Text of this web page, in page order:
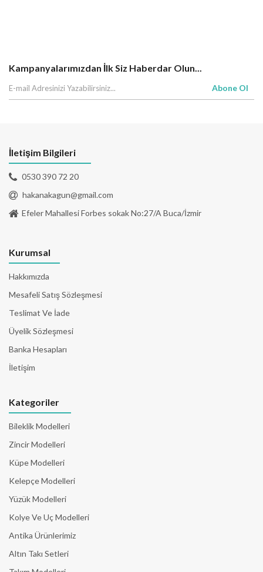
Kampanyalarımızdan İlk Siz Haberdar Olun...
Abone Ol
İletişim Bilgileri
0530 390 72 20
hakanakagun@gmail.com
Efeler Mahallesi Forbes sokak No:27/A Buca/İzmir
Kurumsal
Hakkımızda
Mesafeli Satış Sözleşmesi
Teslimat Ve İade
Üyelik Sözleşmesi
Banka Hesapları
İletişim
Kategoriler
Bileklik Modelleri
Zincir Modelleri
Küpe Modelleri
Kelepçe Modelleri
Yüzük Modelleri
Kolye Ve Uç Modelleri
Antika Ürünlerimiz
Altın Takı Setleri